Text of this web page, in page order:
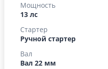
Мощность
13 лс
Стартер
Ручной стартер
Вал
Вал 22 мм